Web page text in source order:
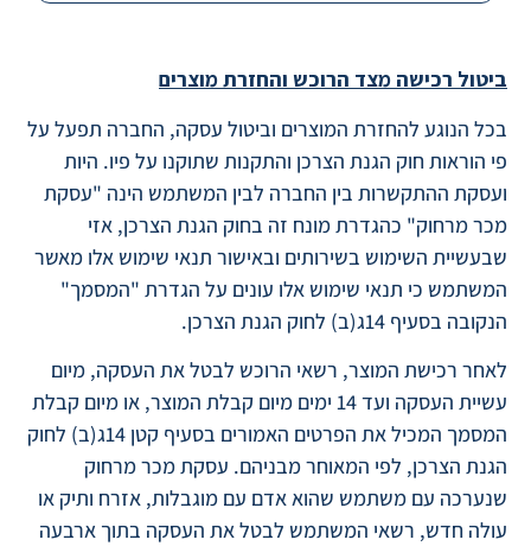
ביטול רכישה מצד הרוכש והחזרת מוצרים
בכל הנוגע להחזרת המוצרים וביטול עסקה, החברה תפעל על
פי הוראות חוק הגנת הצרכן והתקנות שתוקנו על פיו. היות
ועסקת ההתקשרות בין החברה לבין המשתמש הינה "עסקת
מכר מרחוק" כהגדרת מונח זה בחוק הגנת הצרכן, אזי
שבעשיית השימוש בשירותים ובאישור תנאי שימוש אלו מאשר
המשתמש כי תנאי שימוש אלו עונים על הגדרת "המסמך"
הנקובה בסעיף 14ג(ב) לחוק הגנת הצרכן.
לאחר רכישת המוצר, רשאי הרוכש לבטל את העסקה, מיום
עשיית העסקה ועד 14 ימים מיום קבלת המוצר, או מיום קבלת
המסמך המכיל את הפרטים האמורים בסעיף קטן 14ג(ב) לחוק
הגנת הצרכן, לפי המאוחר מבניהם. עסקת מכר מרחוק
שנערכה עם משתמש שהוא אדם עם מוגבלות, אזרח ותיק או
עולה חדש, רשאי המשתמש לבטל את העסקה בתוך ארבעה